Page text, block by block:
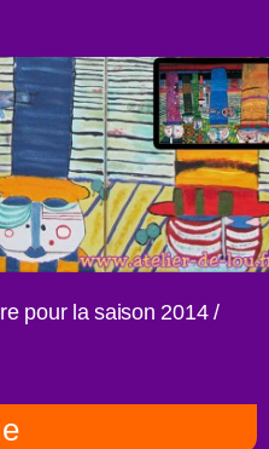
pour la saison 2014 /